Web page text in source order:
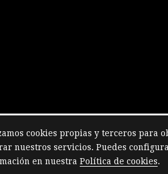
cookies propias y terceros para
nuestros servicios. Puedes
en nuestra Política de cookies.